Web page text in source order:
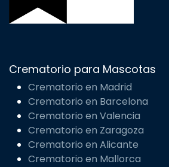
Crematorio para Mascotas
Crematorio en Madrid
Crematorio en Barcelona
Crematorio en Valencia
Crematorio en Zaragoza
Crematorio en Alicante
Crematorio en Mallorca